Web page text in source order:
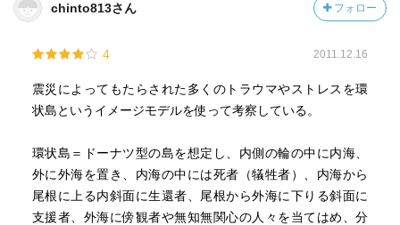
chinto813さん フォロー
4 2011.12.16
震災によってもたらされた多くのトラウマやストレスを環
状島というイメージモデルを使って考察している。
環状島＝ドーナツ型の島を想定し、内側の輪の中に内海、
外に外海を置き、内海の中には死者（犠牲者）、内海から
尾根に上る内斜面に生還者、尾根から外海に下りる斜面に
支援者、外海に傍観者や無知無関心の人々を当てはめ、分